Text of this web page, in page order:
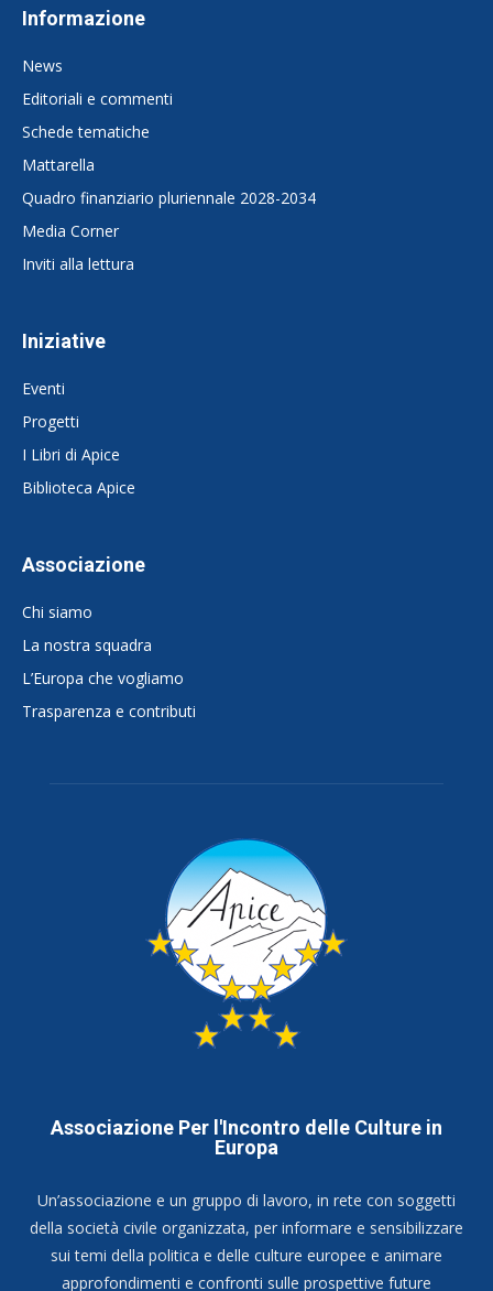
Informazione
News
Editoriali e commenti
Schede tematiche
Mattarella
Quadro finanziario pluriennale 2028-2034
Media Corner
Inviti alla lettura
Iniziative
Eventi
Progetti
I Libri di Apice
Biblioteca Apice
Associazione
Chi siamo
La nostra squadra
L’Europa che vogliamo
Trasparenza e contributi
Associazione Per l'Incontro delle Culture in
Europa
Un’associazione e un gruppo di lavoro, in rete con soggetti
della società civile organizzata, per informare e sensibilizzare
sui temi della politica e delle culture europee e animare
approfondimenti e confronti sulle prospettive future